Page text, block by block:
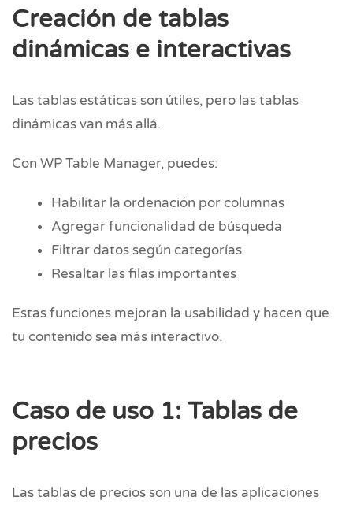
Creación de tablas
dinámicas e interactivas
Las tablas estáticas son útiles, pero las tablas
dinámicas van más allá.
Con WP Table Manager, puedes:
Habilitar la ordenación por columnas
Agregar funcionalidad de búsqueda
Filtrar datos según categorías
Resaltar las filas importantes
Estas funciones mejoran la usabilidad y hacen que
tu contenido sea más interactivo.
Caso de uso 1: Tablas de
precios
Las tablas de precios son una de las aplicaciones